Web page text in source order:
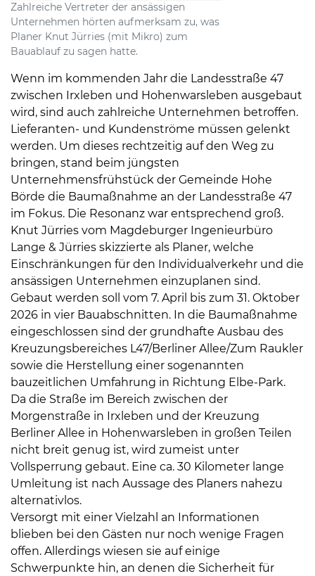
Zahlreiche Vertreter der ansässigen
Unternehmen hörten aufmerksam zu, was
Planer Knut Jürries (mit Mikro) zum
Bauablauf zu sagen hatte.
Wenn im kommenden Jahr die Landesstraße 47
zwischen Irxleben und Hohenwarsleben ausgebaut
wird, sind auch zahlreiche Unternehmen betroffen.
Lieferanten- und Kundenströme müssen gelenkt
werden. Um dieses rechtzeitig auf den Weg zu
bringen, stand beim jüngsten
Unternehmensfrühstück der Gemeinde Hohe
Börde die Baumaßnahme an der Landesstraße 47
im Fokus. Die Resonanz war entsprechend groß.
Knut Jürries vom Magdeburger Ingenieurbüro
Lange & Jürries skizzierte als Planer, welche
Einschränkungen für den Individualverkehr und die
ansässigen Unternehmen einzuplanen sind.
Gebaut werden soll vom 7. April bis zum 31. Oktober
2026 in vier Bauabschnitten. In die Baumaßnahme
eingeschlossen sind der grundhafte Ausbau des
Kreuzungsbereiches L47/Berliner Allee/Zum Raukler
sowie die Herstellung einer sogenannten
bauzeitlichen Umfahrung in Richtung Elbe-Park.
Da die Straße im Bereich zwischen der
Morgenstraße in Irxleben und der Kreuzung
Berliner Allee in Hohenwarsleben in großen Teilen
nicht breit genug ist, wird zumeist unter
Vollsperrung gebaut. Eine ca. 30 Kilometer lange
Umleitung ist nach Aussage des Planers nahezu
alternativlos.
Versorgt mit einer Vielzahl an Informationen
blieben bei den Gästen nur noch wenige Fragen
offen. Allerdings wiesen sie auf einige
Schwerpunkte hin, an denen die Sicherheit für